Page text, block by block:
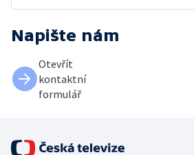
Napište nám
Otevřít
kontaktní
formulář